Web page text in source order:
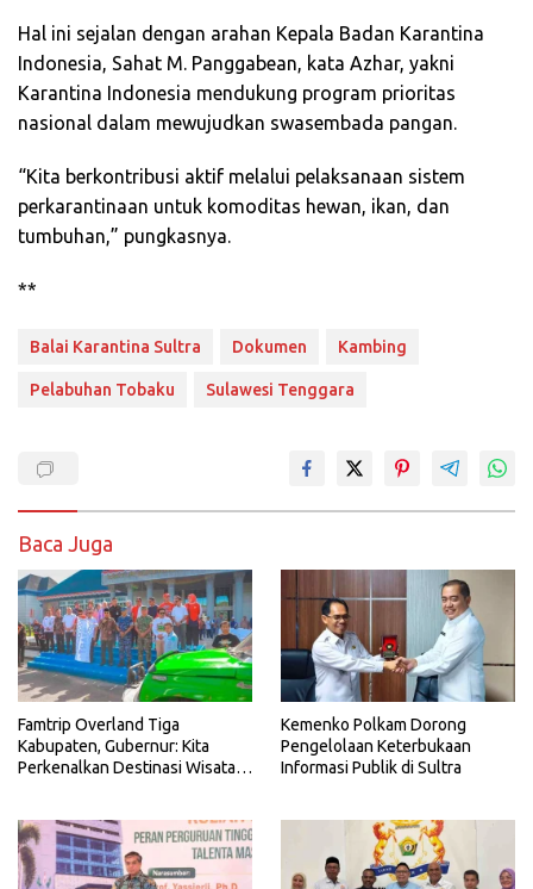
Hal ini sejalan dengan arahan Kepala Badan Karantina
Indonesia, Sahat M. Panggabean, kata Azhar, yakni
Karantina Indonesia mendukung program prioritas
nasional dalam mewujudkan swasembada pangan.
“Kita berkontribusi aktif melalui pelaksanaan sistem
perkarantinaan untuk komoditas hewan, ikan, dan
tumbuhan,” pungkasnya.
**
Balai Karantina Sultra Dokumen Kambing
Pelabuhan Tobaku Sulawesi Tenggara
Baca Juga
Famtrip Overland Tiga
Kabupaten, Gubernur: Kita
Perkenalkan Destinasi Wisata
Kemenko Polkam Dorong
Pengelolaan Keterbukaan
Informasi Publik di Sultra